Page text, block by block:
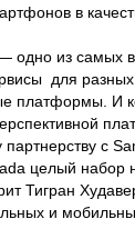
в
одно из самых
для
платформы. И
партнерству с
целый набор
Тигран
и